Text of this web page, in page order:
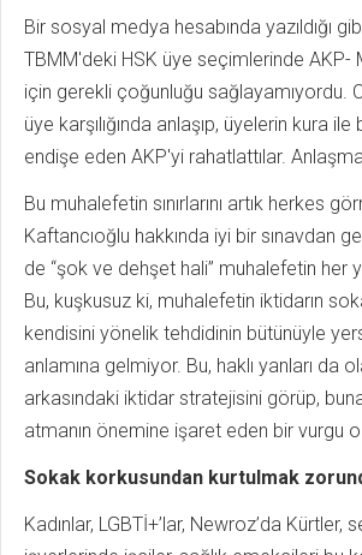
Bir sosyal medya hesabında yazıldığı
TBMM'deki HSK üye seçimlerinde AKP-
için gerekli çoğunluğu sağlayamıyordu.
üye karşılığında anlaşıp, üyelerin kura
endişe eden AKP'yi rahatlattılar.
Bu muhalefetin sınırlarını artık herkes
Kaftancıoğlu hakkında iyi bir sınavdan
de “şok ve dehşet hali” muhalefetin her
Bu, kuşkusuz ki, muhalefetin iktidarın
kendisini yönelik tehdidinin bütünüyle
anlamına gelmiyor. Bu, haklı yanları da
arkasındaki iktidar stratejisini görüp,
atmanın önemine işaret eden bir vurgu
Sokak korkusundan kurtulmak
Kadınlar, LGBTİ+’lar, Newroz’da Kürtler,